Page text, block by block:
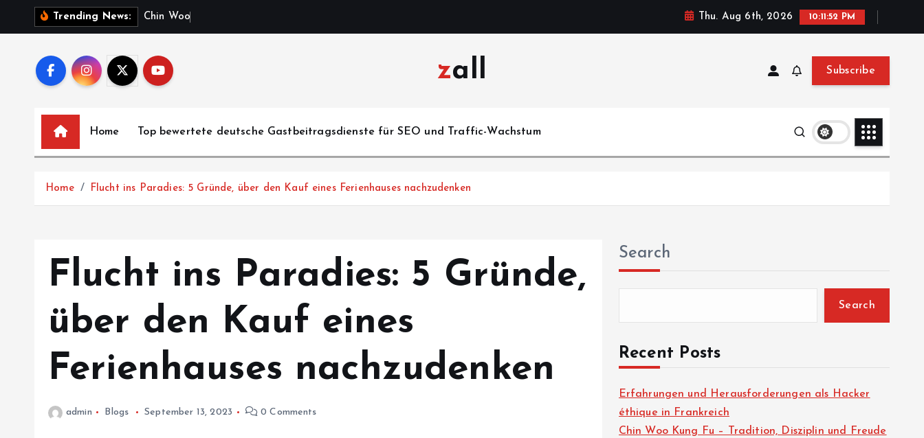
Trending News: Chin Woo Thu. Aug 6th, 2026 10:11:53 PM
zall Subscribe
Home Top bewertete deutsche Gastbeitragsdienste für SEO und Traffic-Wachstum
Home Flucht ins Paradies: 5 Gründe, über den Kauf eines Ferienhauses nachzudenken
Flucht ins Paradies: 5 Gründe,
über den Kauf eines
Ferienhauses nachzudenken
admin Blogs September 13, 2023 0 Comments
Search
Search
Recent Posts
Erfahrungen und Herausforderungen als Hacker
éthique in Frankreich
Chin Woo Kung Fu – Tradition, Disziplin und Freude